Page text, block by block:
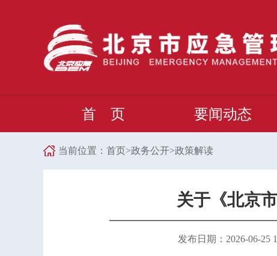
首 页 要闻动态
当前位置： 首页>政务公开>政策解读
关于《北京
发布日期：2026-06-25